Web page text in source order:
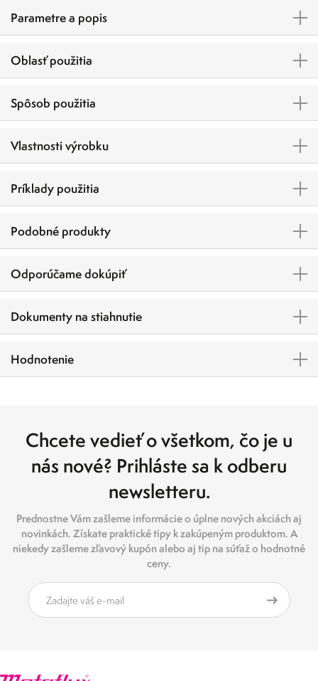
Parametre a popis
Oblasť použitia
Spôsob použitia
Vlastnosti výrobku
Príklady použitia
Podobné produkty
Odporúčame dokúpiť
Dokumenty na stiahnutie
Hodnotenie
Chcete vedieť o všetkom, čo je u
nás nové? Prihláste sa k odberu
newsletteru.
Prednostne Vám zašleme informácie o úplne nových akciách aj
novinkách. Získate praktické tipy k zakúpeným produktom. A
niekedy zašleme zľavový kupón alebo aj tip na súťaž o hodnotné
ceny.